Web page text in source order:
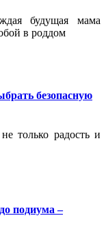
будущая мама
в роддом
безопасную
только радость и
подиума –